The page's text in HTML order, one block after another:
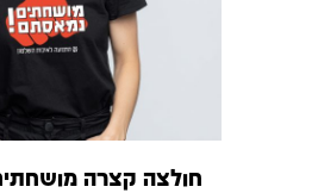
חולצה קצרה